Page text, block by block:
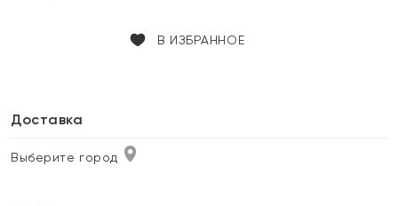
В ИЗБРАННОЕ
Доставка
Выберите город